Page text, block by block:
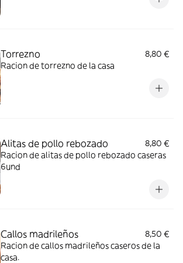
Torrezno
8,80 €
Racion de torrezno de la casa
Alitas de pollo rebozado
8,80 €
Racion de alitas de pollo rebozado caseras
6und
Callos madrileños
8,50 €
Racion de callos madrileños caseros de la
casa.